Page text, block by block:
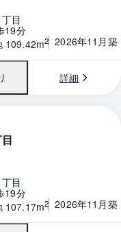
目
19分
109.42m2 2026年11月築
詳細
間取り
目
19分
107.17m2 2026年11月築